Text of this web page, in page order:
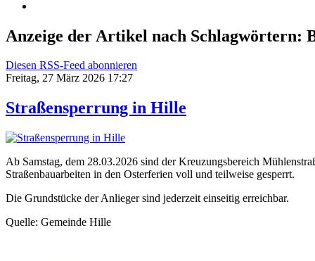
Anzeige der Artikel nach Schlagwörtern:
Diesen RSS-Feed abonnieren
Freitag, 27 März 2026 17:27
Straßensperrung in Hille
Ab Samstag, dem 28.03.2026 sind der Kreuzungsbereich
Straßenbauarbeiten in den Osterferien voll und teilweise gesperrt.
Die Grundstücke der Anlieger sind jederzeit einseitig erreichbar.
Quelle: Gemeinde Hille